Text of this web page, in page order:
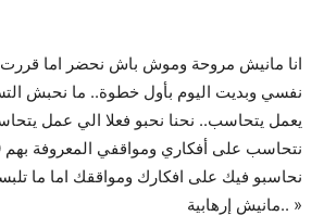
انا مانيش مروحة وموش باش نحضر اما قررت
نفسي وبديت اليوم بأول خطوة.. ما نحبش
يعمل يتحاسب.. نحنا نحبو فعلا الي عمل
نحاسبو فيك على افكارك ومواققك اما ما
مانيش إرهابية.. »